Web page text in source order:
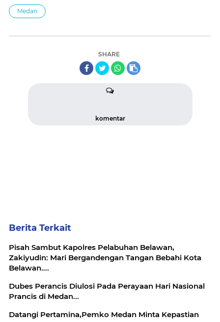
Medan
SHARE
komentar
Berita Terkait
Pisah Sambut Kapolres Pelabuhan Belawan,
Zakiyudin: Mari Bergandengan Tangan Bebahi Kota
Belawan....
Dubes Perancis Diulosi Pada Perayaan Hari Nasional
Prancis di Medan...
Datangi Pertamina,Pemko Medan Minta Kepastian